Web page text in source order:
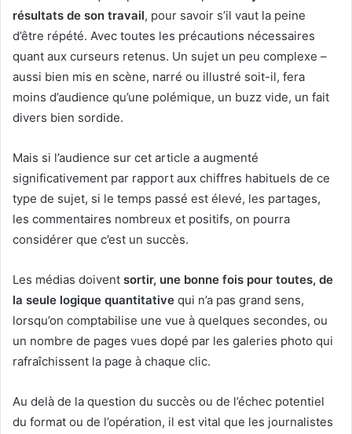
résultats de son travail, pour savoir s’il vaut la peine
d’être répété. Avec toutes les précautions nécessaires
quant aux curseurs retenus. Un sujet un peu complexe –
aussi bien mis en scène, narré ou illustré soit-il, fera
moins d’audience qu’une polémique, un buzz vide, un fait
divers bien sordide.
Mais si l’audience sur cet article a augmenté
significativement par rapport aux chiffres habituels de ce
type de sujet, si le temps passé est élevé, les partages,
les commentaires nombreux et positifs, on pourra
considérer que c’est un succès.
Les médias doivent sortir, une bonne fois pour toutes, de
la seule logique quantitative qui n’a pas grand sens,
lorsqu’on comptabilise une vue à quelques secondes, ou
un nombre de pages vues dopé par les galeries photo qui
rafraîchissent la page à chaque clic.
Au delà de la question du succès ou de l’échec potentiel
du format ou de l’opération, il est vital que les journalistes